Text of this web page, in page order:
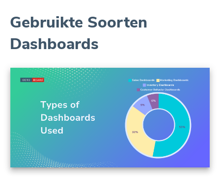
Gebruikte Soorten
Dashboards